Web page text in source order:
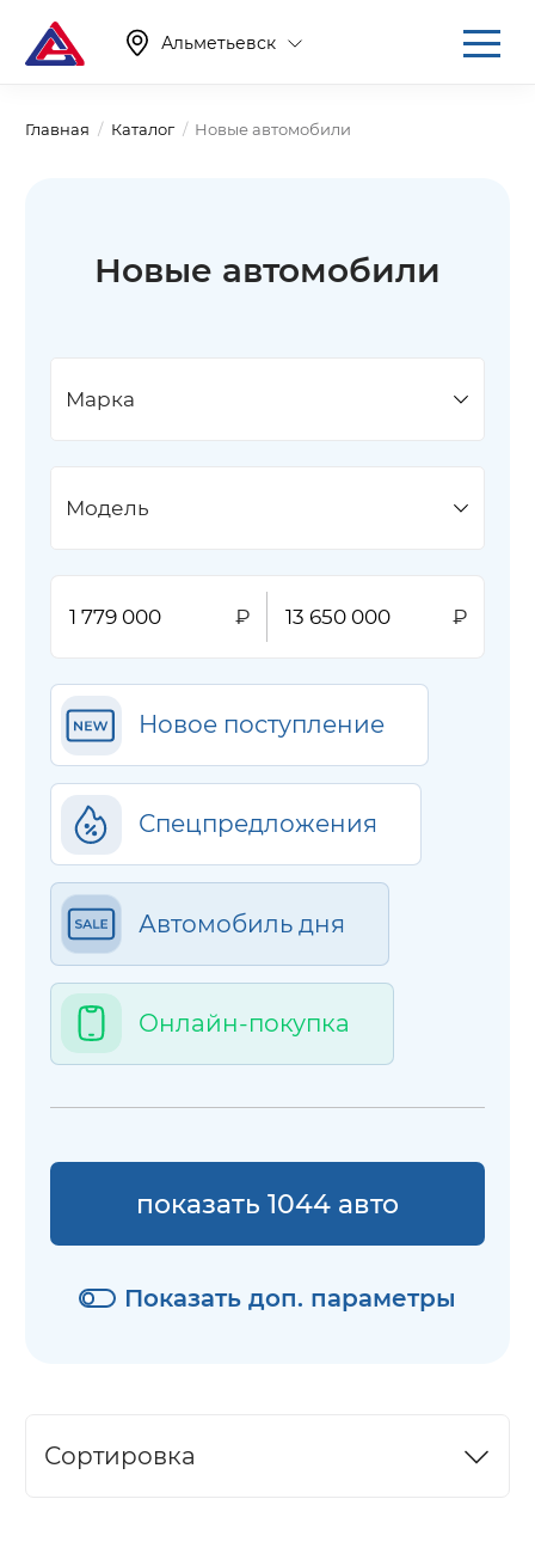
Альметьевск
Главная Каталог Новые автомобили
Новые автомобили
Марка
Модель
Новое поступление
Спецпредложения
Автомобиль дня
Онлайн-покупка
Показать доп. параметры
показать 1044 авто
Сортировка